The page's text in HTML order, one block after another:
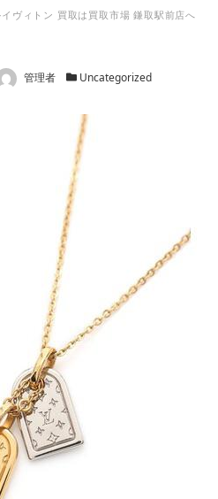
ヴィトン 買取は買取市場 鎌取駅前店へ
者 管理者 カテゴリー
Uncategorized